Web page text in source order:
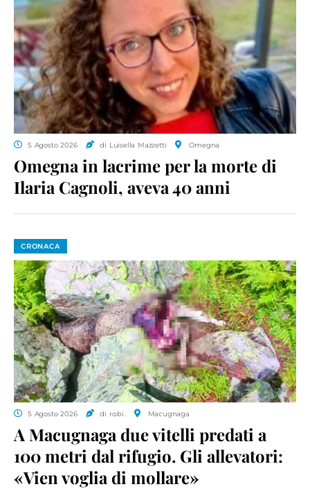
5 Agosto 2026 di Luisella Mazzetti Omegna
Omegna in lacrime per la morte di
Ilaria Cagnoli, aveva 40 anni
CRONACA
5 Agosto 2026 di ro.bi. Macugnaga
A Macugnaga due vitelli predati a
100 metri dal rifugio. Gli allevatori:
«Vien voglia di mollare»